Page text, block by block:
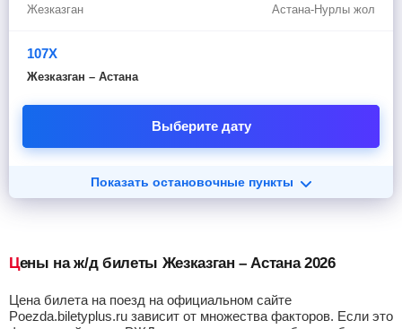
Жезказган
Астана-Нурлы жол
107Х
Жезказган – Астана
Выберите дату
Показать остановочные пункты
Цены на ж/д билеты Жезказган – Астана 2026
Цена билета на поезд на официальном сайте
Poezda.biletyplus.ru зависит от множества факторов. Если это